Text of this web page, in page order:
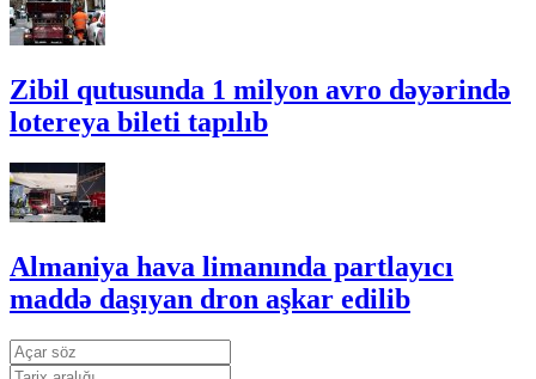
Zibil qutusunda 1 milyon avro dəyərində
lotereya bileti tapılıb
Almaniya hava limanında partlayıcı
maddə daşıyan dron aşkar edilib